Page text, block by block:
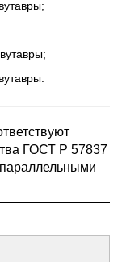
ГОСТ Р 57837